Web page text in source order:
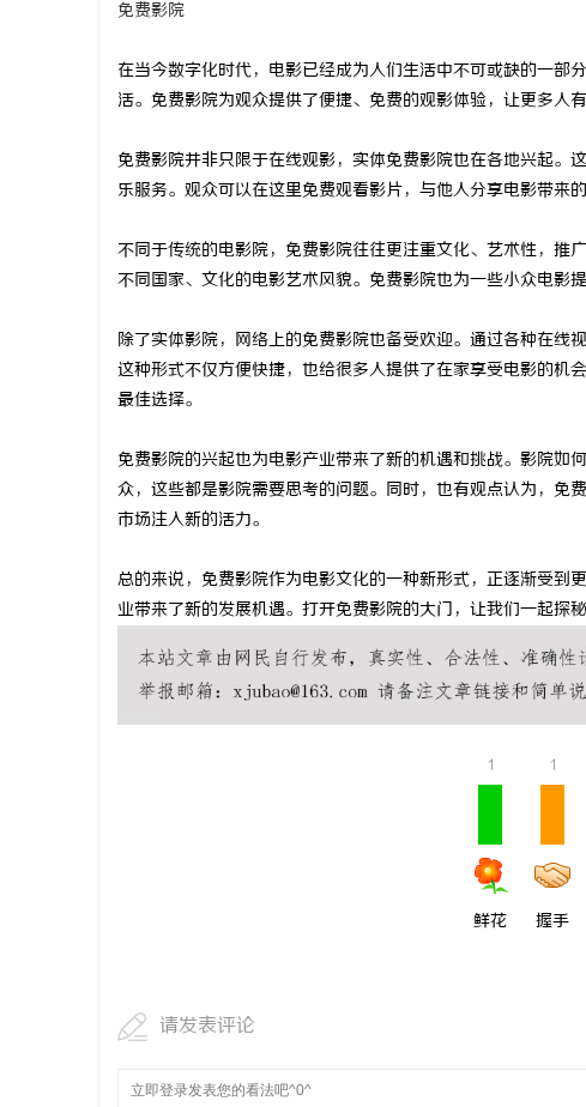
免费影院
在当今数字化时代，电影已经成为人们生活中不可或缺的一部
活。免费影院为观众提供了便捷、免费的观影体验，让更多人
免费影院并非只限于在线观影，实体免费影院也在各地兴起。
乐服务。观众可以在这里免费观看影片，与他人分享电影带来的
不同于传统的电影院，免费影院往往更注重文化、艺术性，推
不同国家、文化的电影艺术风貌。免费影院也为一些小众电影
除了实体影院，网络上的免费影院也备受欢迎。通过各种在线
这种形式不仅方便快捷，也给很多人提供了在家享受电影的机
最佳选择。
免费影院的兴起也为电影产业带来了新的机遇和挑战。影院如
众，这些都是影院需要思考的问题。同时，也有观点认为，免
市场注入新的活力。
总的来说，免费影院作为电影文化的一种新形式，正逐渐受到
业带来了新的发展机遇。打开免费影院的大门，让我们一起探
1
鲜花
1
握手
请发表评论
武汉配眼镜 上海配眼镜 武汉配眼镜 上海